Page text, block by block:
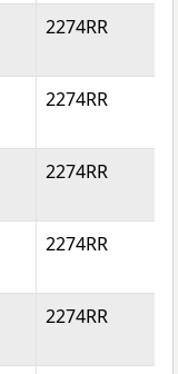
2274RR
2274RR
2274RR
2274RR
2274RR